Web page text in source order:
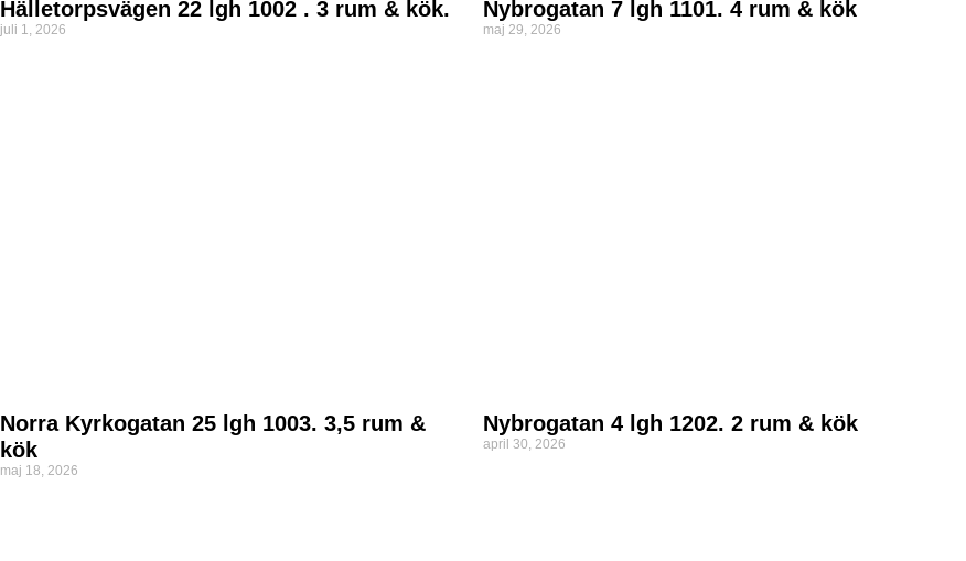
Hälletorpsvägen 22 lgh 1002 . 3 rum & kök.
juli 1, 2026
Nybrogatan 7 lgh 1101. 4 rum & kök
maj 29, 2026
Norra Kyrkogatan 25 lgh 1003. 3,5 rum &
kök
maj 18, 2026
Nybrogatan 4 lgh 1202. 2 rum & kök
april 30, 2026